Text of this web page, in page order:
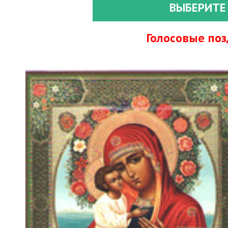
Голосовые